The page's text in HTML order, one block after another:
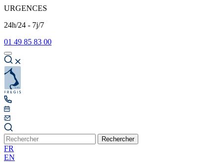
URGENCES
24h/24 - 7j/7
01 49 85 83 00
Rechercher
FR
EN